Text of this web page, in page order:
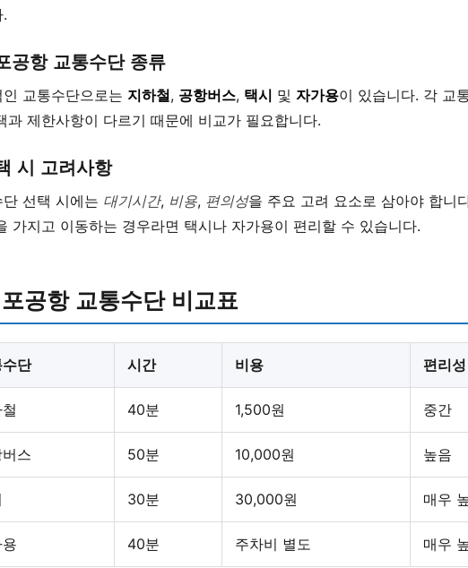
공항 교통수단 종류
교통수단으로는 지하철, 공항버스, 택시 및 자가용이 있습니다. 각 교
과 제한사항이 다르기 때문에 비교가 필요합니다.
시 고려사항
단 선택 시에는 대기시간, 비용, 편의성을 주요 고려 요소로 삼아야 합니
가지고 이동하는 경우라면 택시나 자가용이 편리할 수 있습니다.
공항 교통수단 비교표
수단 시간 비용 편리성
40분 1,500원 중간
스 50분 10,000원 높음
30분 30,000원 매우
40분 주차비 별도 매우